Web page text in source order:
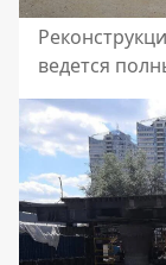
ведется